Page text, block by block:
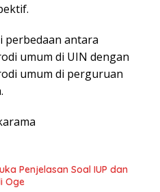
perbedaan antara
umum di UIN dengan
umum di perguruan
Penjelasan Soal IUP dan
Oge